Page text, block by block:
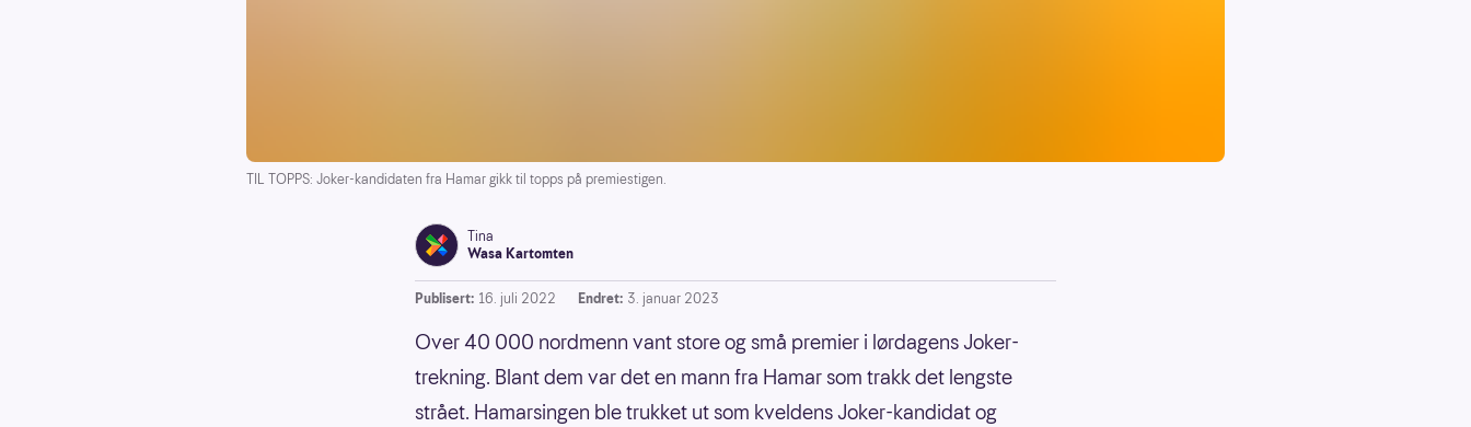
TIL TOPPS: Joker-kandidaten fra Hamar gikk til topps på premiestigen.
Tina
Wasa Kartomten
Publisert: 16. juli 2022 Endret: 3. januar 2023
Over 40 000 nordmenn vant store og små premier i lørdagens Joker-
trekning. Blant dem var det en mann fra Hamar som trakk det lengste
strået. Hamarsingen ble trukket ut som kveldens Joker-kandidat og